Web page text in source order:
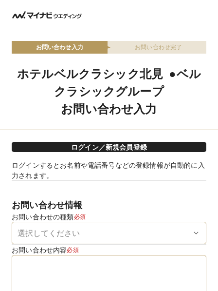
お問い合わせ入力 お問い合わせ完了
ホテルベルクラシック北見 ●ベル
クラシックグループ
お問い合わせ入力
ログイン／新規会員登録
ログインするとお名前や電話番号などの登録情報が自動的に入
力されます。
お問い合わせ情報
お問い合わせの種類必須
お問い合わせ内容必須